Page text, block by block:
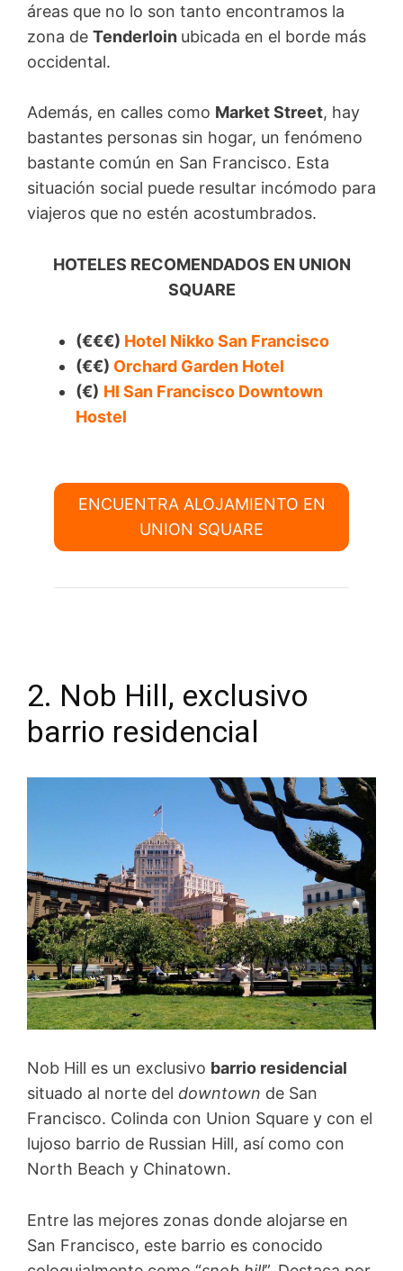
áreas que no lo son tanto encontramos la
zona de Tenderloin ubicada en el borde más
occidental.
Además, en calles como Market Street, hay
bastantes personas sin hogar, un fenómeno
bastante común en San Francisco. Esta
situación social puede resultar incómodo para
viajeros que no estén acostumbrados.
HOTELES RECOMENDADOS EN UNION
SQUARE
(€€€) Hotel Nikko San Francisco
(€€) Orchard Garden Hotel
(€) HI San Francisco Downtown
Hostel
ENCUENTRA ALOJAMIENTO EN
UNION SQUARE
2. Nob Hill, exclusivo
barrio residencial
Nob Hill es un exclusivo barrio residencial
situado al norte del downtown de San
Francisco. Colinda con Union Square y con el
lujoso barrio de Russian Hill, así como con
North Beach y Chinatown.
Entre las mejores zonas donde alojarse en
San Francisco, este barrio es conocido